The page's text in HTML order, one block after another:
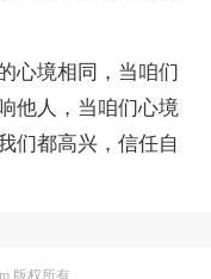
境相同，当咱们
他人，当咱们心境
们都高兴，信任自